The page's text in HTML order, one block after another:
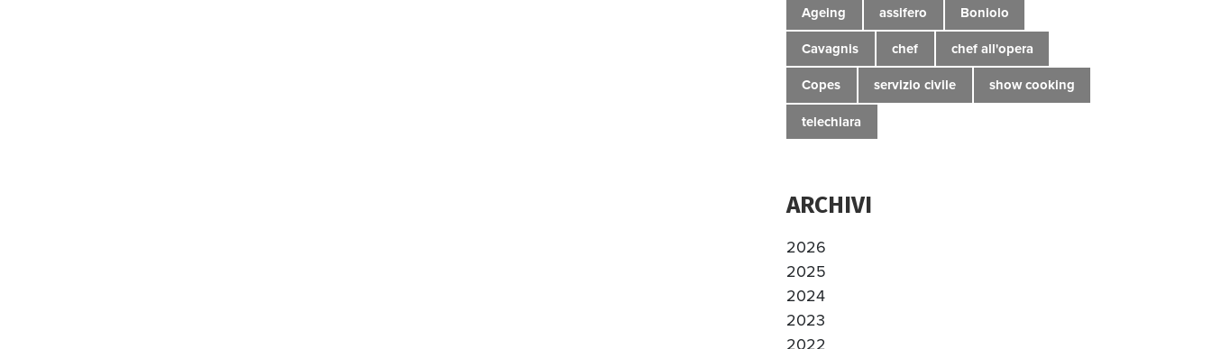
Ageing assifero Boniolo
Cavagnis chef chef all'opera
Copes servizio civile show cooking
telechiara
ARCHIVI
2026
2025
2024
2023
2022